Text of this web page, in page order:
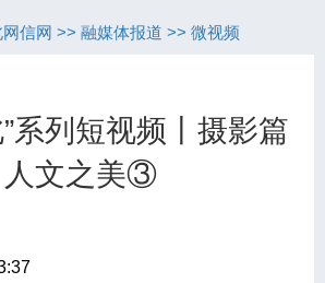
信网 >> 融媒体报道 >> 微视频
系列短视频丨摄影篇
人文之美③